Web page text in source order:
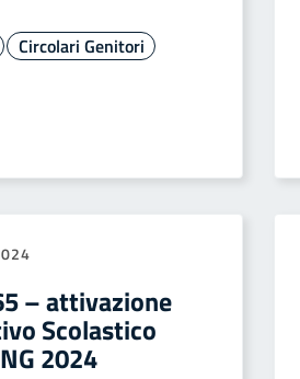
Circolari Genitori
– attivazione
Scolastico
2024